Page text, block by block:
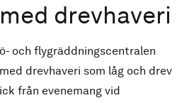
drevhaveri
och flygräddningscentralen
drevhaveri som låg och drev
från evenemang vid